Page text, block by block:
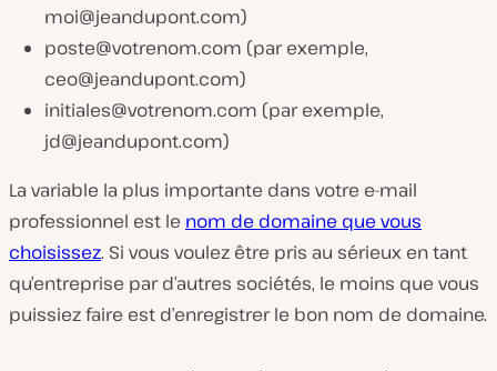
moi@jeandupont.com)
poste@votrenom.com (par exemple,
ceo@jeandupont.com)
initiales@votrenom.com (par exemple,
jd@jeandupont.com)
La variable la plus importante dans votre e-mail
professionnel est le nom de domaine que vous
choisissez. Si vous voulez être pris au sérieux en tant
qu’entreprise par d’autres sociétés, le moins que vous
puissiez faire est d’enregistrer le bon nom de domaine.